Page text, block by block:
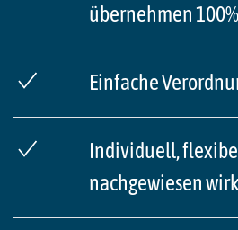
übernehmen
Einfache
Individuell,
nachgewiesen